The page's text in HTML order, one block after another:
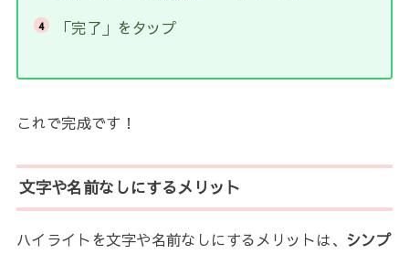
「完了」をタップ
これで完成です！
文字や名前なしにするメリット
ハイライトを文字や名前なしにするメリットは、 シンプ